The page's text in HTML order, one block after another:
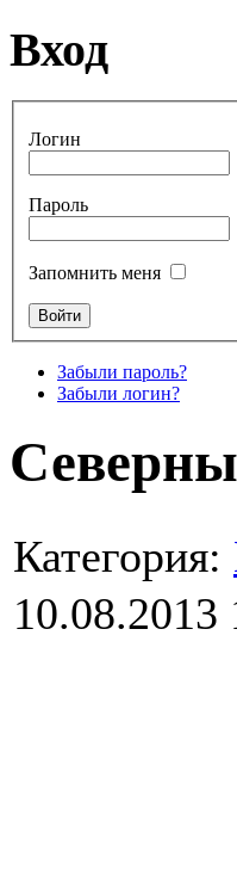
Вход
Логин
Пароль
Запомнить меня
Забыли пароль?
Забыли логин?
Категория:
10.08.2013